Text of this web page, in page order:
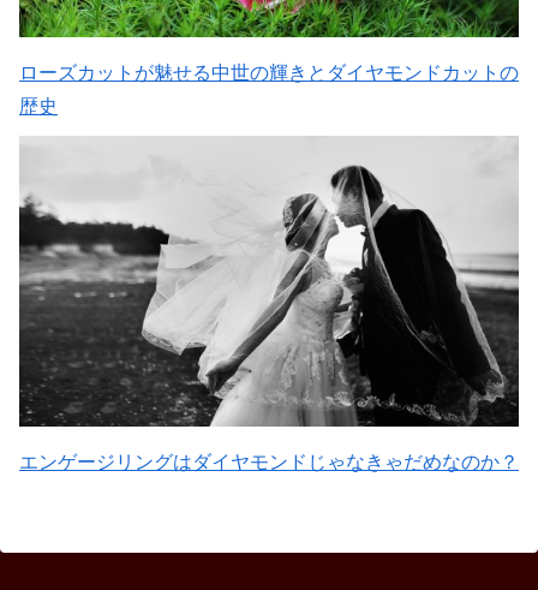
ローズカットが魅せる中世の輝きとダイヤモンドカットの
歴史
エンゲージリングはダイヤモンドじゃなきゃだめなのか？